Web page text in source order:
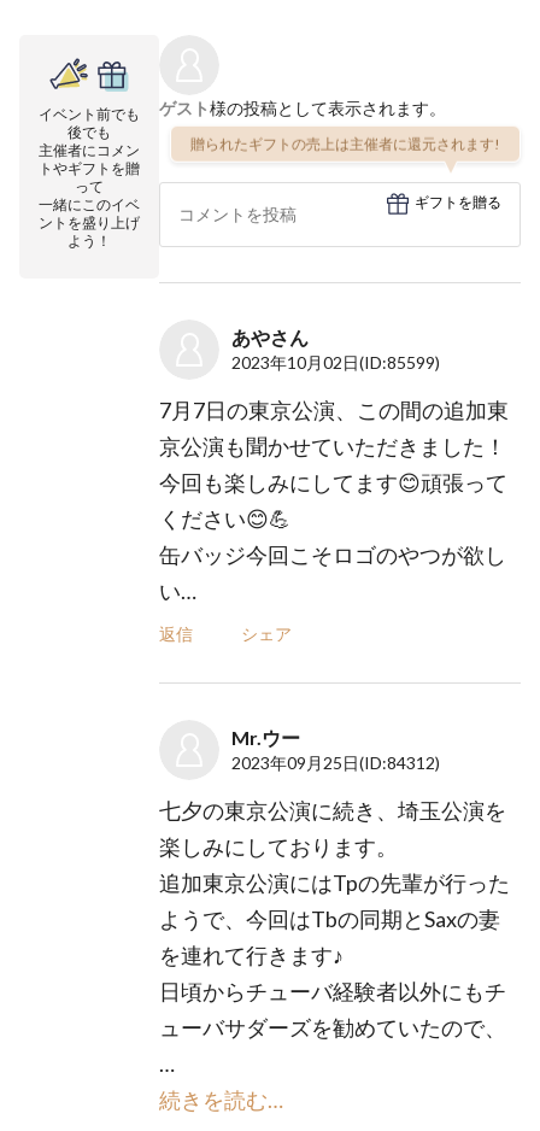
イベント前でも
後でも
主催者にコメン
トやギフトを贈
って
一緒にこのイベ
ントを盛り上げ
よう！
ゲスト様の投稿として表示されます。
贈られたギフトの売上は主催者に還元されます!
ギフトを贈る
あやさん
2023年10月02日(ID:85599)
7月7日の東京公演、この間の追加東
京公演も聞かせていただきました！
今回も楽しみにしてます😊頑張って
ください😊💪
缶バッジ今回こそロゴのやつが欲し
い…
返信 シェア
Mr.ウー
2023年09月25日(ID:84312)
七夕の東京公演に続き、埼玉公演を
楽しみにしております。
追加東京公演にはTpの先輩が行った
ようで、今回はTbの同期とSaxの妻
を連れて行きます♪
日頃からチューバ経験者以外にもチ
ューバサダーズを勧めていたので、
…
続きを読む…